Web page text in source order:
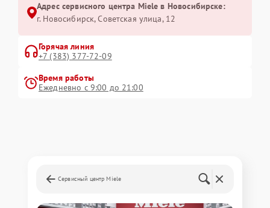
Адрес сервисного центра Miele в Новосибирске:
г. Новосибирск, Советская улица, 12
Горячая линия
+7 (383) 377-72-09
Время работы
Ежедневно с 9:00 до 21:00
Сервисный центр Miele